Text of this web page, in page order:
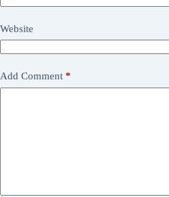
Website
Add Comment *